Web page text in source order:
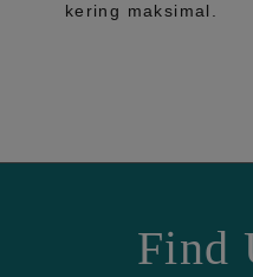
kering maksimal.
Find